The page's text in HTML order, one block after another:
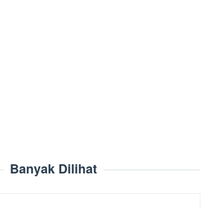
Banyak Dilihat